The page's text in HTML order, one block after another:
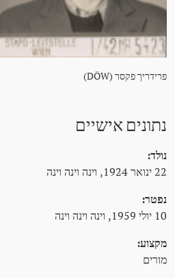
פרידריך פקסר (DÖW)
נתונים אישיים
נולד:
22 ינואר 1924, וינה וינה וינה
נפטר:
10 יולי 1959, וינה וינה וינה
מקצוע:
מורים